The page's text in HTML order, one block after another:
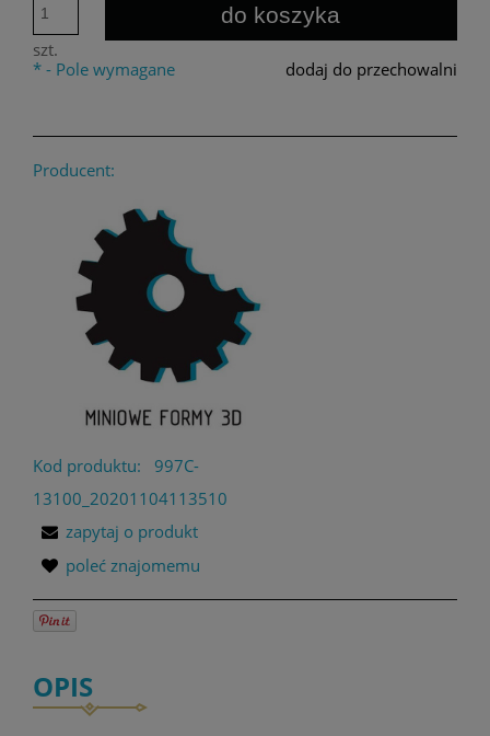
szt.
do koszyka
dodaj do przechowalni
* - Pole wymagane
Producent:
Kod produktu:
997C-
13100_20201104113510
zapytaj o produkt
poleć znajomemu
OPIS